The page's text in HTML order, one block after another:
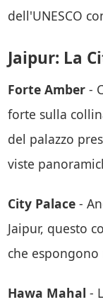
dell'UNESCO
Jaipur: La
Forte Amber-
forte sulla
del palazzo
viste
City Palace-
Jaipur, questo
che
Hawa Mahal -